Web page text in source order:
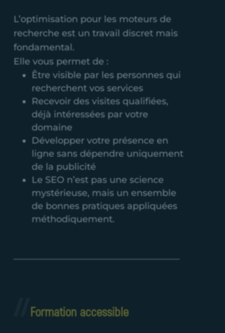
L’optimisation pour les moteurs de
recherche est un travail discret mais
fondamental.
Elle vous permet de :
Être visible par les personnes qui
recherchent vos services
Recevoir des visites qualifiées,
déjà intéressées par votre
domaine
Développer votre présence en
ligne sans dépendre uniquement
de la publicité
Le SEO n’est pas une science
mystérieuse, mais un ensemble
de bonnes pratiques appliquées
méthodiquement.
Formation accessible